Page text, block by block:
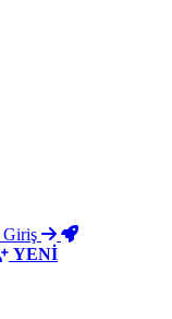
Giriş
YENİ